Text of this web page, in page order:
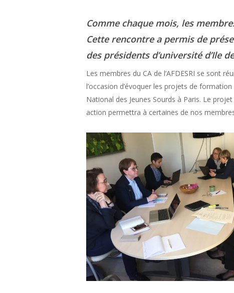
Comme chaque mois, les
Cette rencontre a permis de
des présidents d’université d’Ile
Les membres du CA de l’AFDESRI se sont
l’occasion d’évoquer les projets de
National des Jeunes Sourds à Paris. Le
action permettra à certaines de nos